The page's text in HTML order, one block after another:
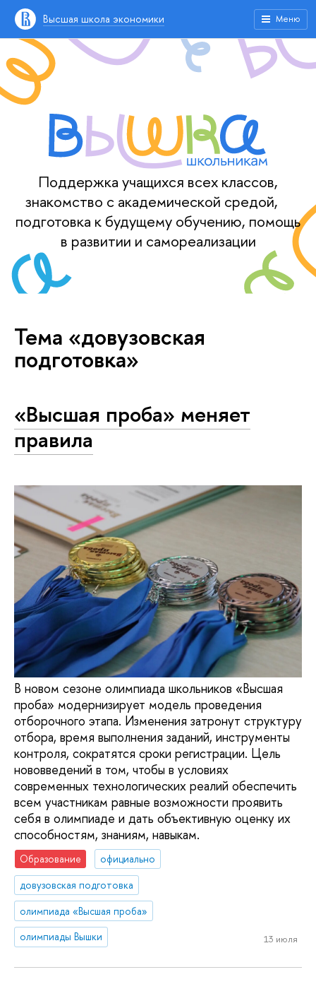
Высшая школа экономики Меню
Поддержка учащихся всех классов,
знакомство с академической средой,
подготовка к будущему обучению, помощь
в развитии и самореализации
Тема «довузовская
подготовка»
«Высшая проба» меняет
правила
В новом сезоне олимпиада школьников «Высшая
проба» модернизирует модель проведения
отборочного этапа. Изменения затронут структуру
отбора, время выполнения заданий, инструменты
контроля, сократятся сроки регистрации. Цель
нововведений в том, чтобы в условиях
современных технологических реалий обеспечить
всем участникам равные возможности проявить
себя в олимпиаде и дать объективную оценку их
способностям, знаниям, навыкам.
Образование
официально
довузовская подготовка
олимпиада «Высшая проба»
олимпиады Вышки
13 июля